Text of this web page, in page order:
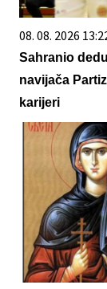
08. 08. 2026
Sahranio
navijača
karijeri